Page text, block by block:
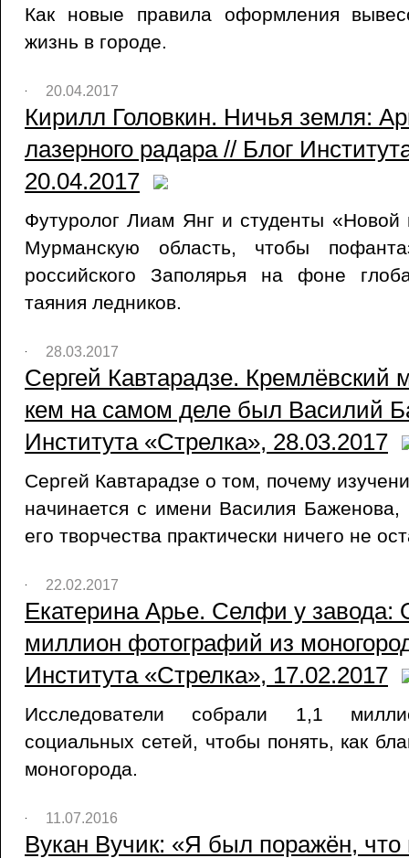
Как новые правила оформления
жизнь в городе.
20.04.2017
Кирилл Головкин. Ничья земля:
лазерного радара // Блог
20.04.2017
Футуролог Лиам Янг и студенты «Новой
Мурманскую область, чтобы
российского Заполярья на фоне
таяния ледников.
28.03.2017
Сергей Кавтарадзе. Кремлёвский
кем на самом деле был Василий
Института «Стрелка», 28.03.2017
Сергей Кавтарадзе о том, почему
начинается с имени Василия Баженова,
его творчества практически ничего не
22.02.2017
Екатерина Арье. Селфи у завода:
миллион фотографий из
Института «Стрелка», 17.02.2017
Исследователи собрали 1,1
социальных сетей, чтобы понять, как
моногорода.
11.07.2016
Вукан Вучик: «Я был поражён, что